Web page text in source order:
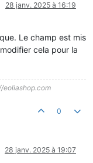
28 janv. 2025 à 16:19
Le champ est mis
cela pour la
eoliashop.com
0
28 janv. 2025 à 19:07